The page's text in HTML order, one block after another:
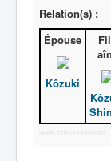
Relation(s) :
Épouse
Kôzuki
More Joomla Extensions